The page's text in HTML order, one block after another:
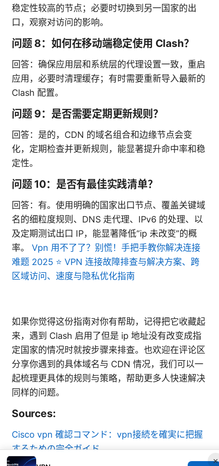
稳定性较高的节点；必要时切换到另一国家的出
口，观察对访问的影响。
问题 8：如何在移动端稳定使用 Clash？
回答：确保应用层和系统层的代理设置一致，重启
应用，必要时清理缓存；有时需要重新导入最新的
Clash 配置。
问题 9：是否需要定期更新规则？
回答：是的，CDN 的域名组合和边缘节点会变
化，定期检查并更新规则，能显著提升命中率和稳
定性。
问题 10：是否有最佳实践清单？
回答：有。使用明确的国家出口节点、覆盖关键域
名的细粒度规则、DNS 走代理、IPv6 的处理、以
及定期测试出口 IP，能显著降低“ip 未改变”的概
率。 Vpn 用不了了？别慌！手把手教你解决连接
难题 2025 ⭐ VPN 连接故障排查与解决方案、跨
区域访问、速度与隐私优化指南
如果你觉得这份指南对你有帮助，记得把它收藏起
来，遇到 Clash 启用了但是 ip 地址没有改变成指
定国家的情况时就按步骤来排查。也欢迎在评论区
分享你遇到的具体域名与 CDN 情况，我们可以一
起梳理更具体的规则与策略，帮助更多人快速解决
同样的问题。
Sources:
Cisco vpn 確認コマンド：vpn接続を確実に把握
するための完全ガイド
×